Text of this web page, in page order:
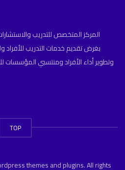
المركز المتخصص للتدريب
بغرض تقديم خدمات التدريب
وتطوير أداء الأفراد ومنتسبي المؤسسات
TOP
themes and plugins. All rights